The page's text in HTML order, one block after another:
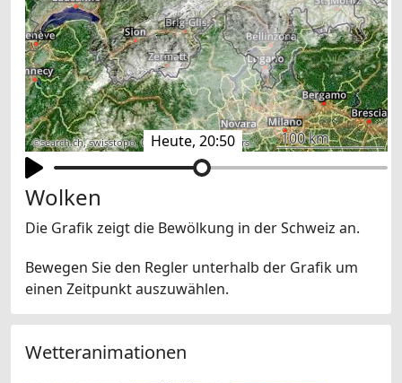
Heute, 20:50
©search.ch,swisstopo,OpenStreetMap,others 100 km
Wolken
Die Grafik zeigt die Bewölkung in der Schweiz an.
Bewegen Sie den Regler unterhalb der Grafik um
einen Zeitpunkt auszuwählen.
Wetteranimationen